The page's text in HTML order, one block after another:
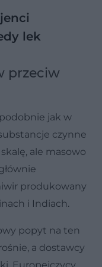
lek
przeciw
jak w
czynne
ale masowo
produkowany
i Indiach.
popyt na ten
a dostawcy
Europejczycy